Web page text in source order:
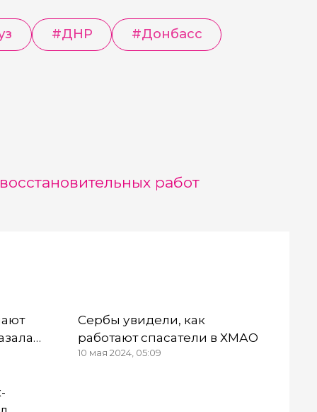
#ДНР #Донбасс
работ
Сербы увидели, как
работают спасатели в ХМАО
10 мая 2024, 05:09